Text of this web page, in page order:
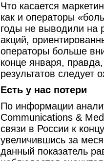
Что касается
как и операторы
годы не выводили на
акций,
операторы больше
конце января,
результатов
Есть у нас потери
По информации
Communications &
связи в России к
увеличившись за
данный показатель